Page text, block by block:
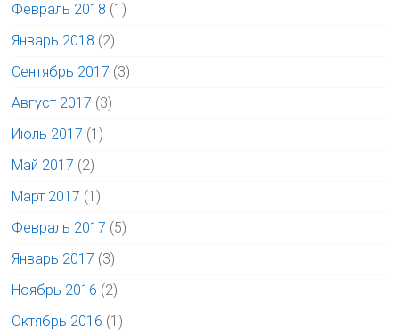
Февраль 2018 (1)
Январь 2018 (2)
Сентябрь 2017 (3)
Август 2017 (3)
Июль 2017 (1)
Май 2017 (2)
Март 2017 (1)
Февраль 2017 (5)
Январь 2017 (3)
Ноябрь 2016 (2)
Октябрь 2016 (1)